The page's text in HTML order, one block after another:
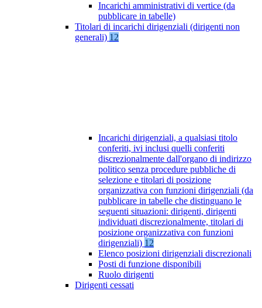
Incarichi amministrativi di vertice (da
pubblicare in tabelle)
Titolari di incarichi dirigenziali (dirigenti non
generali) 12
Incarichi dirigenziali, a qualsiasi titolo
conferiti, ivi inclusi quelli conferiti
discrezionalmente dall'organo di indirizzo
politico senza procedure pubbliche di
selezione e titolari di posizione
organizzativa con funzioni dirigenziali (da
pubblicare in tabelle che distinguano le
seguenti situazioni: dirigenti, dirigenti
individuati discrezionalmente, titolari di
posizione organizzativa con funzioni
dirigenziali) 12
Elenco posizioni dirigenziali discrezionali
Posti di funzione disponibili
Ruolo dirigenti
Dirigenti cessati